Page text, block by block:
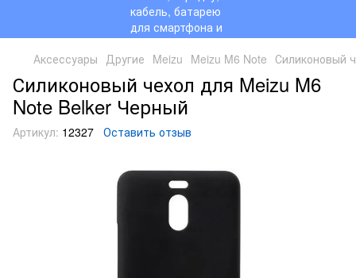
Аксессуары Другие Meizu Meizu M6 Note Силиконовый
Силиконовый чехол для Meizu M6
Note Belker Черный
Артикул: 12327 Оставить отзыв